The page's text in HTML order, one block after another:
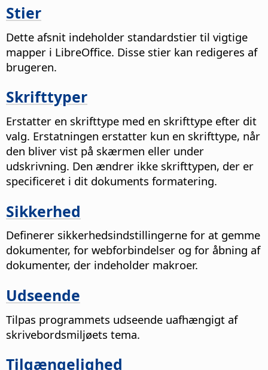
Stier
Dette afsnit indeholder standardstier til vigtige
mapper i LibreOffice. Disse stier kan redigeres af
brugeren.
Skrifttyper
Erstatter en skrifttype med en skrifttype efter dit
valg. Erstatningen erstatter kun en skrifttype, når
den bliver vist på skærmen eller under
udskrivning. Den ændrer ikke skrifttypen, der er
specificeret i dit dokuments formatering.
Sikkerhed
Definerer sikkerhedsindstillingerne for at gemme
dokumenter, for webforbindelser og for åbning af
dokumenter, der indeholder makroer.
Udseende
Tilpas programmets udseende uafhængigt af
skrivebordsmiljøets tema.
Tilgængelighed